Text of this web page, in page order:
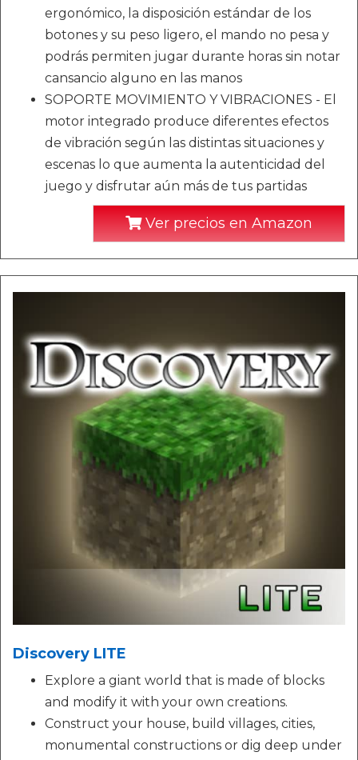
ergonómico, la disposición estándar de los
botones y su peso ligero, el mando no pesa y
podrás permiten jugar durante horas sin notar
cansancio alguno en las manos
SOPORTE MOVIMIENTO Y VIBRACIONES - El
motor integrado produce diferentes efectos
de vibración según las distintas situaciones y
escenas lo que aumenta la autenticidad del
juego y disfrutar aún más de tus partidas
Ver precios en Amazon
Discovery LITE
Explore a giant world that is made of blocks
and modify it with your own creations.
Construct your house, build villages, cities,
monumental constructions or dig deep under